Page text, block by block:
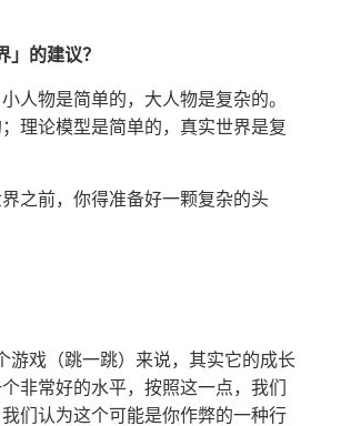
的建议？
人物是简单的，大人物是复杂的。
理论模型是简单的，真实世界是复
之前，你得准备好一颗复杂的头
戏（跳一跳）来说，其实它的成长
非常好的水平，按照这一点，我们
们认为这个可能是你作弊的一种行